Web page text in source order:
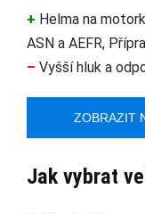
+ Helma na
ASN a AEFR,
– Vyšší hluk a
ZOBRAZIT
Jak vybrat